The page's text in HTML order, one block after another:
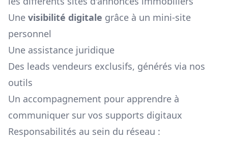
Une visibilité digitale grâce à un mini-site
personnel
Une assistance juridique
Des leads vendeurs exclusifs, générés via nos
outils
Un accompagnement pour apprendre à
communiquer sur vos supports digitaux
Responsabilités au sein du réseau :